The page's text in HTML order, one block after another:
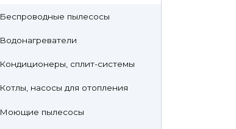
Беспроводные пылесосы
Водонагреватели
Кондиционеры, сплит-системы
Котлы, насосы для отопления
Моющие пылесосы